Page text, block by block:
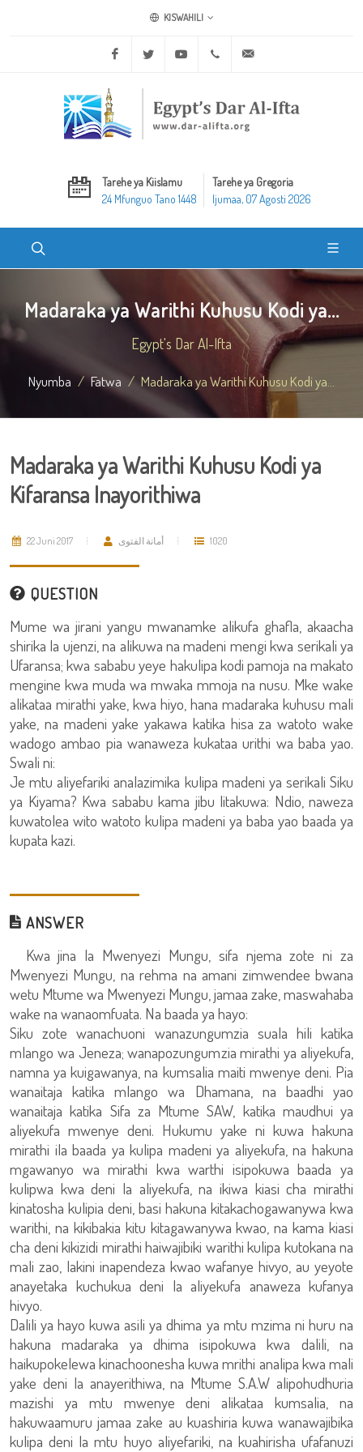
KISWAHILI
Facebook Twitter Youtube +20 2 25970400
Tarehe ya Kiislamu
24 Mfunguo Tano 1448
Tarehe ya Gregoria
Ijumaa, 07 Agosti 2026
Madaraka ya Warithi Kuhusu Kodi ya...
Egypt's Dar Al-Ifta
Nyumba Fatwa Madaraka ya Warithi Kuhusu Kodi ya...
Madaraka ya Warithi Kuhusu Kodi ya
Kifaransa Inayorithiwa
22 Juni 2017 أمانة الفتوى 1020
QUESTION
Mume wa jirani yangu mwanamke alikufa ghafla, akaacha
shirika la ujenzi, na alikuwa na madeni mengi kwa serikali ya
Ufaransa; kwa sababu yeye hakulipa kodi pamoja na makato
mengine kwa muda wa mwaka mmoja na nusu. Mke wake
alikataa mirathi yake, kwa hiyo, hana madaraka kuhusu mali
yake, na madeni yake yakawa katika hisa za watoto wake
wadogo ambao pia wanaweza kukataa urithi wa baba yao.
Swali ni:
Je mtu aliyefariki analazimika kulipa madeni ya serikali Siku
ya Kiyama? Kwa sababu kama jibu litakuwa: Ndio, naweza
kuwatolea wito watoto kulipa madeni ya baba yao baada ya
kupata kazi.
ANSWER
Kwa jina la Mwenyezi Mungu, sifa njema zote ni za
Mwenyezi Mungu, na rehma na amani zimwendee bwana
wetu Mtume wa Mwenyezi Mungu, jamaa zake, maswahaba
wake na wanaomfuata. Na baada ya hayo:
Siku zote wanachuoni wanazungumzia suala hili katika
mlango wa Jeneza; wanapozungumzia mirathi ya aliyekufa,
namna ya kuigawanya, na kumsalia maiti mwenye deni. Pia
wanaitaja katika mlango wa Dhamana, na baadhi yao
wanaitaja katika Sifa za Mtume SAW, katika maudhui ya
aliyekufa mwenye deni. Hukumu yake ni kuwa hakuna
mirathi ila baada ya kulipa madeni ya aliyekufa, na hakuna
mgawanyo wa mirathi kwa warthi isipokuwa baada ya
kulipwa kwa deni la aliyekufa, na ikiwa kiasi cha mirathi
kinatosha kulipia deni, basi hakuna kitakachogawanywa kwa
warithi, na kikibakia kitu kitagawanywa kwao, na kama kiasi
cha deni kikizidi mirathi haiwajibiki warithi kulipa kutokana na
mali zao, lakini inapendeza kwao wafanye hivyo, au yeyote
anayetaka kuchukua deni la aliyekufa anaweza kufanya
hivyo.
Dalili ya hayo kuwa asili ya dhima ya mtu mzima ni huru na
hakuna madaraka ya dhima isipokuwa kwa dalili, na
haikupokelewa kinachoonesha kuwa mrithi analipa kwa mali
yake deni la anayerithiwa, na Mtume S.A.W alipohudhuria
mazishi ya mtu mwenye deni alikataa kumsalia, na
hakuwaamuru jamaa zake au kuashiria kuwa wanawajibika
kulipa deni la mtu huyo aliyefariki, na kuahirisha ufafanuzi